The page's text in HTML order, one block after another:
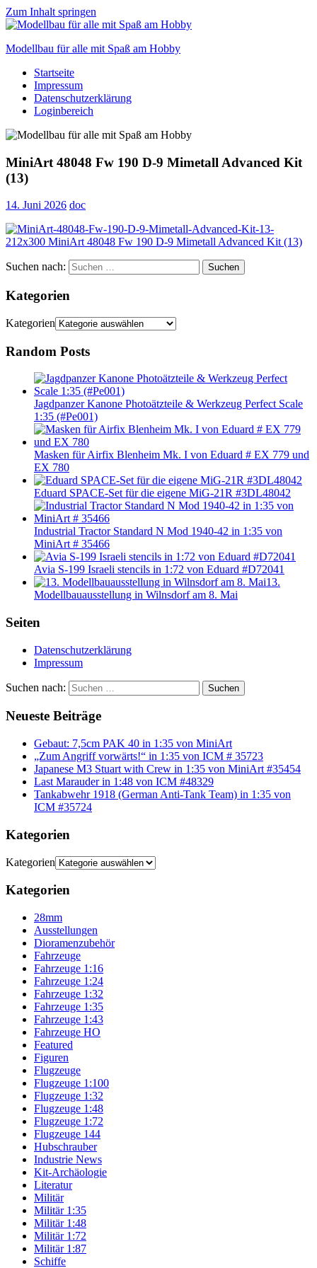
Zum Inhalt springen
Modellbau für alle mit Spaß am Hobby
Scale
modelling
to
Startseite
Impressum
Datenschutzerklärung
Loginbereich
MiniArt 48048 Fw 190 D-9 Mimetall Advanced Kit
(13)
14. Juni 2026 doc
Suchen nach: Suchen
Kategorien
Kategorien
Random Posts
Jagdpanzer Kanone Photoätzteile & Werkzeug Perfect Scale
1:35 (#Pe001)
Masken für Airfix Blenheim Mk. I von Eduard # EX 779 und
EX 780
Eduard SPACE-Set für die eigene MiG-21R #3DL48042
Industrial Tractor Standard N Mod 1940-42 in 1:35 von
MiniArt # 35466
Avia S-199 Israeli stencils in 1:72 von Eduard #D72041
13.
Modellbauausstellung in Wilnsdorf am 8. Mai
Seiten
Datenschutzerklärung
Impressum
Suchen nach: Suchen
Neueste Beiträge
Gebaut: 7,5cm PAK 40 in 1:35 von MiniArt
„Zum Angriff vorwärts!“ in 1:35 von ICM # 35723
Japanese M3 Stuart with Crew in 1:35 von MiniArt #35454
Last Marauder in 1:48 von ICM #48329
Tankabwehr 1918 (German Anti-Tank Team) in 1:35 von
ICM #35724
Kategorien
Kategorien
Kategorien
28mm
Ausstellungen
Dioramenzubehör
Fahrzeuge
Fahrzeuge 1:16
Fahrzeuge 1:24
Fahrzeuge 1:32
Fahrzeuge 1:35
Fahrzeuge 1:43
Fahrzeuge HO
Featured
Figuren
Flugzeuge
Flugzeuge 1:100
Flugzeuge 1:32
Flugzeuge 1:48
Flugzeuge 1:72
Flugzeuge 144
Hubschrauber
Industrie News
Kit-Archäologie
Literatur
Militär
Militär 1:35
Militär 1:48
Militär 1:72
Militär 1:87
Schiffe